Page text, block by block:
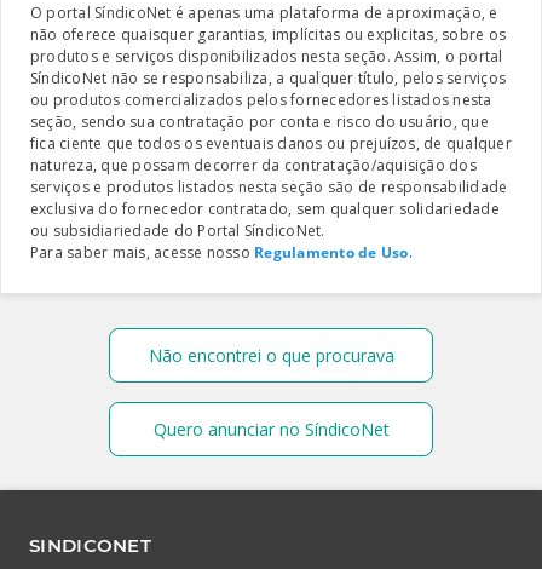
O portal SíndicoNet é apenas uma plataforma de aproximação, e
não oferece quaisquer garantias, implícitas ou explicitas, sobre os
produtos e serviços disponibilizados nesta seção. Assim, o portal
SíndicoNet não se responsabiliza, a qualquer título, pelos serviços
ou produtos comercializados pelos fornecedores listados nesta
seção, sendo sua contratação por conta e risco do usuário, que
fica ciente que todos os eventuais danos ou prejuízos, de qualquer
natureza, que possam decorrer da contratação/aquisição dos
serviços e produtos listados nesta seção são de responsabilidade
exclusiva do fornecedor contratado, sem qualquer solidariedade
ou subsidiariedade do Portal SíndicoNet.
Para saber mais, acesse nosso Regulamento de Uso.
Não encontrei o que procurava
Quero anunciar no SíndicoNet
SINDICONET